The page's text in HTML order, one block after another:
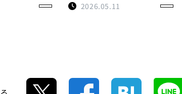
2026.05.11